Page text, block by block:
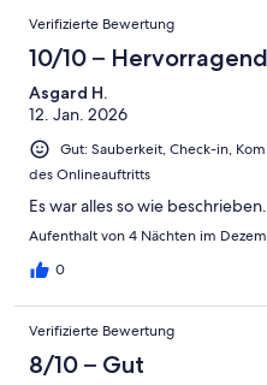
Verifizierte Bewertung
10/10 – Hervorragend
Asgard H.
12. Jan. 2026
Gut: Sauberkeit, Check-in,
des Onlineauftritts
Es war alles so wie
Aufenthalt von 4 Nächten im
0
Verifizierte Bewertung
8/10 – Gut